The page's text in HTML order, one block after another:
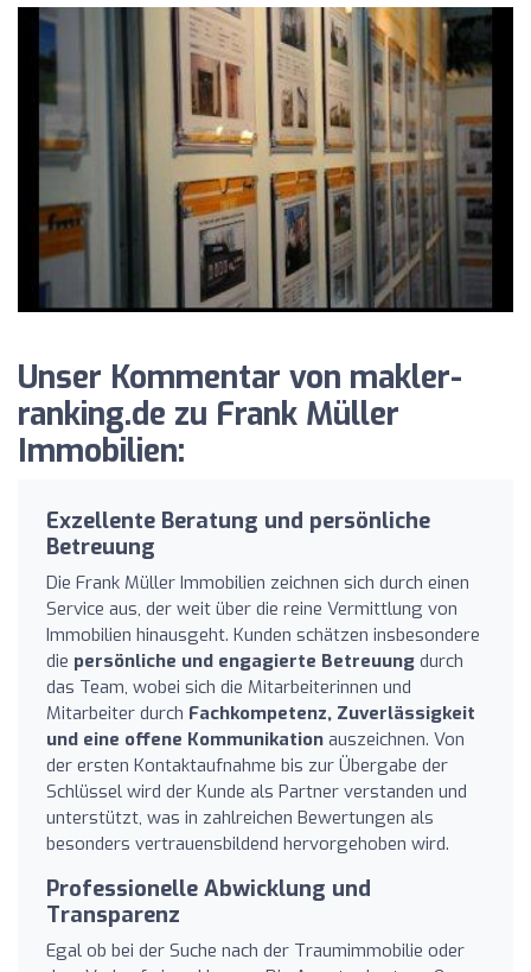
Unser Kommentar von makler-
ranking.de zu Frank Müller
Immobilien:
Exzellente Beratung und persönliche
Betreuung
Die Frank Müller Immobilien zeichnen sich durch einen
Service aus, der weit über die reine Vermittlung von
Immobilien hinausgeht. Kunden schätzen insbesondere
die persönliche und engagierte Betreuung durch
das Team, wobei sich die Mitarbeiterinnen und
Mitarbeiter durch Fachkompetenz, Zuverlässigkeit
und eine offene Kommunikation auszeichnen. Von
der ersten Kontaktaufnahme bis zur Übergabe der
Schlüssel wird der Kunde als Partner verstanden und
unterstützt, was in zahlreichen Bewertungen als
besonders vertrauensbildend hervorgehoben wird.
Professionelle Abwicklung und
Transparenz
Egal ob bei der Suche nach der Traumimmobilie oder